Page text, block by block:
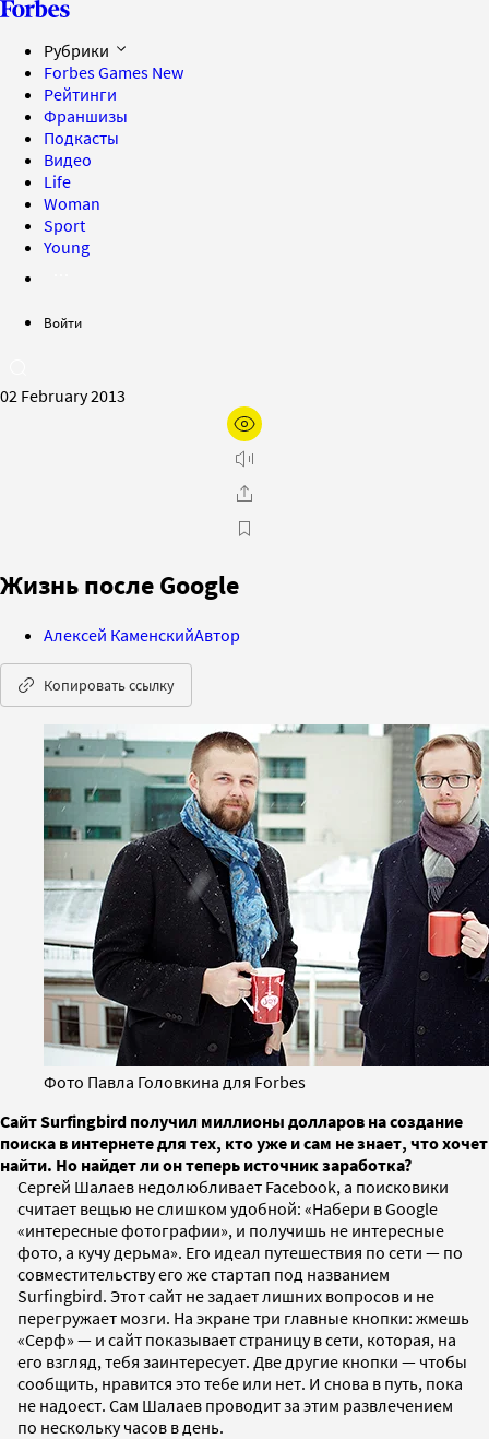
Рубрики
Forbes Games New
Рейтинги
Франшизы
Подкасты
Видео
Life
Woman
Sport
Young
Войти
02 February 2013
Жизнь после Google
Алексей КаменскийАвтор
Копировать ссылку
Фото Павла Головкина для Forbes
Сайт Surfingbird получил миллионы долларов на создание
поиска в интернете для тех, кто уже и сам не знает, что хочет
найти. Но найдет ли он теперь источник заработка?
Сергей Шалаев недолюбливает Facebook, а поисковики
считает вещью не слишком удобной: «Набери в Google
«интересные фотографии», и получишь не интересные
фото, а кучу дерьма». Его идеал путешествия по сети — по
совместительству его же стартап под названием
Surfingbird. Этот сайт не задает лишних вопросов и не
перегружает мозги. На экране три главные кнопки: жмешь
«Серф» — и сайт показывает страницу в сети, которая, на
его взгляд, тебя заинтересует. Две другие кнопки — чтобы
сообщить, нравится это тебе или нет. И снова в путь, пока
не надоест. Сам Шалаев проводит за этим развлечением
по нескольку часов в день.